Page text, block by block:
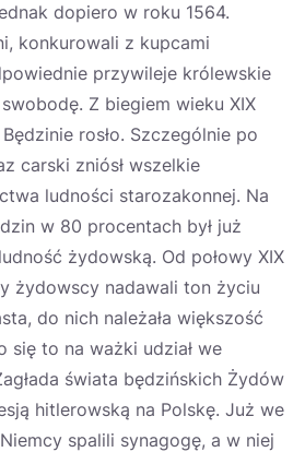
dopiero w roku 1564.
konkurowali z kupcami
przywileje królewskie
Z biegiem wieku XIX
rosło. Szczególnie po
carski zniósł wszelkie
ludności starozakonnej. Na
w 80 procentach był już
żydowską. Od połowy XIX
żydowscy nadawali ton życiu
do nich należała większość
się to na ważki udział we
świata będzińskich Żydów
hitlerowską na Polskę. Już we
spalili synagogę, a w niej